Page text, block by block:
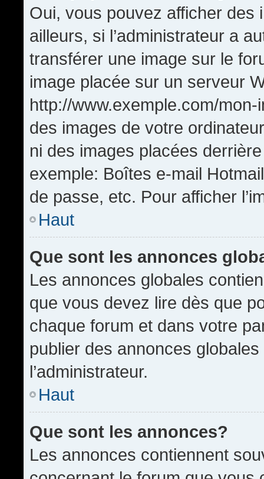
Oui, vous pouvez afficher
ailleurs, si l’administrateur a
transférer une image sur le
image placée sur un serveur
http://www.exemple.com/
des images de votre
ni des images placées
exemple: Boîtes e-mail
de passe, etc. Pour afficher
Haut
Que sont les annonces
Les annonces globales
que vous devez lire dès que
chaque forum et dans votre
publier des annonces
l’administrateur.
Haut
Que sont les annonces?
Les annonces contiennent